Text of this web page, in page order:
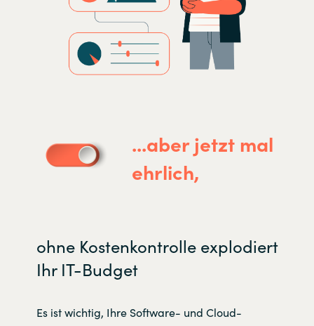
...aber jetzt mal
ehrlich,
ohne Kostenkontrolle explodiert
Ihr IT-Budget
Es ist wichtig, Ihre Software- und Cloud-